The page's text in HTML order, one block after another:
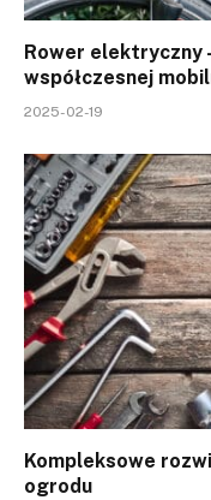
Rower elektryczny
współczesnej
2025-02-19
Kompleksowe
ogrodu